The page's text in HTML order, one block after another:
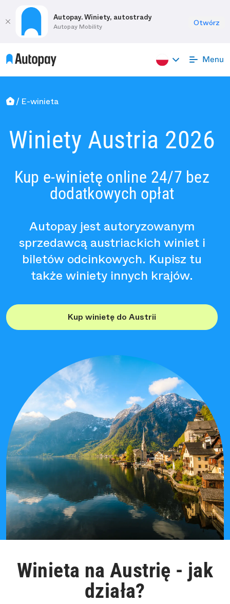
Autopay. Winiety, autostrady
Autopay Mobility Otwórz
E-winieta
Winiety Austria 2026
Kup e-winietę online 24/7 bez
dodatkowych opłat
Autopay jest autoryzowanym
sprzedawcą austriackich winiet i
biletów odcinkowych. Kupisz tu
także winiety innych krajów.
Kup winietę do Austrii
Winieta na Austrię - jak
działa?